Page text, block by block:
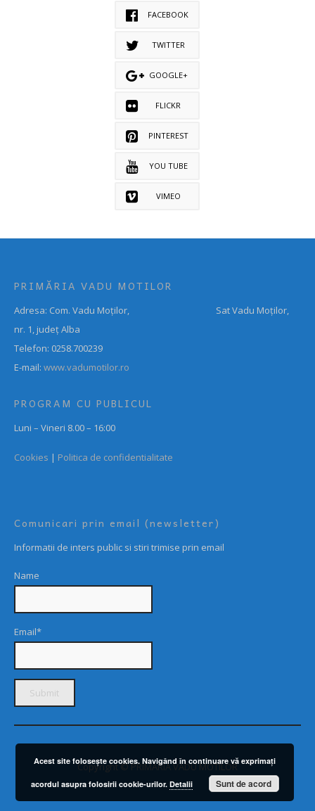
FACEBOOK
TWITTER
GOOGLE+
FLICKR
PINTEREST
YOU TUBE
VIMEO
PRIMĂRIA VADU MOTILOR
Adresa: Com. Vadu Moților, Sat Vadu Moților,
nr. 1, județ Alba
Telefon: 0258.700239
E-mail: www.vadumotilor.ro
PROGRAM CU PUBLICUL
Luni – Vineri 8.00 – 16:00
Cookies | Politica de confidentialitate
Comunicari prin email (newsletter)
Informatii de inters public si stiri trimise prin email
Name
Email*
Copyright © PRIMARIA VADU MOTILOR
Acest site foloseşte cookies. Navigând în continuare vă exprimaţi
acordul asupra folosirii cookie-urilor. Detalii Sunt de acord